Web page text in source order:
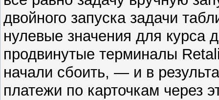
двойного запуска задачи
нулевые значения для курса
продвинутые терминалы
начали сбоить, — и в
платежи по карточкам через